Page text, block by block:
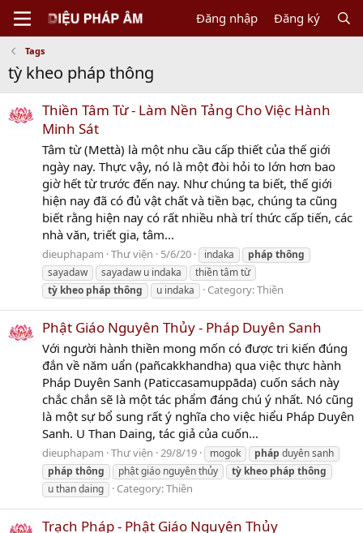
Đăng nhập Đăng ký
Tags
tỳ kheo pháp thông
Thiền Tâm Từ - Làm Nền Tảng Cho Việc Hành
Minh Sát
Tâm từ (Mettà) là một nhu cầu cấp thiết của thế giới
ngày nay. Thực vậy, nó là một đòi hỏi to lớn hơn bao
giờ hết từ trước đến nay. Như chúng ta biết, thế giới
hiện nay đã có đủ vật chất và tiền bạc, chúng ta cũng
biết rằng hiện nay có rất nhiều nhà trí thức cấp tiến, các
nhà văn, triết gia, tâm...
dieuphapam Thư viện 5/6/20 indaka pháp thông
sayadaw
sayadaw u indaka
thiền tâm từ
tỳ kheo pháp thông u indaka Category:Thiền
Phật Giáo Nguyên Thủy - Pháp Duyên Sanh
Với người hành thiền mong mốn có được tri kiến đúng
đắn về năm uẩn (pañcakkhandha) qua việc thực hành
Pháp Duyên Sanh (Paticcasamuppāda) cuốn sách này
chắc chắn sẽ là một tác phẩm đáng chú ý nhất. Nó cũng
là một sự bổ sung rất ý nghĩa cho việc hiểu Pháp Duyên
Sanh. U Than Daing, tác giả của cuốn...
dieuphapam Thư viện 29/8/19 mogok pháp duyên sanh
pháp thông phật giáo nguyên thủy tỳ kheo pháp thông
u than daing
Category:Thiền
Trạch Pháp - Phật Giáo Nguyên Thủy